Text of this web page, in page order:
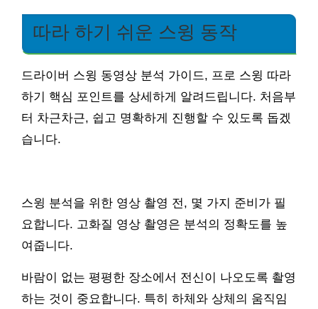
따라 하기 쉬운 스윙 동작
드라이버 스윙 동영상 분석 가이드, 프로 스윙 따라
하기 핵심 포인트를 상세하게 알려드립니다. 처음부
터 차근차근, 쉽고 명확하게 진행할 수 있도록 돕겠
습니다.
스윙 분석을 위한 영상 촬영 전, 몇 가지 준비가 필
요합니다. 고화질 영상 촬영은 분석의 정확도를 높
여줍니다.
바람이 없는 평평한 장소에서 전신이 나오도록 촬영
하는 것이 중요합니다. 특히 하체와 상체의 움직임